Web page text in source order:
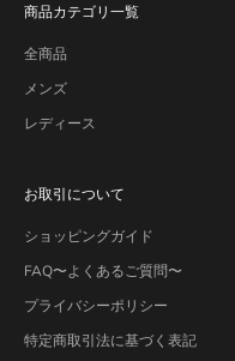
商品カテゴリ一覧
全商品
メンズ
レディース
お取引について
ショッピングガイド
FAQ〜よくあるご質問〜
プライバシーポリシー
特定商取引法に基づく表記